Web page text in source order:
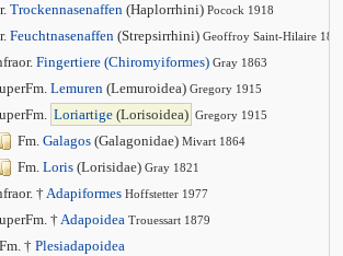
Trockennasenaffen (Haplorrhini) Pocock 1918
Feuchtnasenaffen (Strepsirrhini) Geoffroy Saint-Hilaire
Fingertiere (Chiromyiformes) Gray 1863
Lemuren (Lemuroidea) Gregory 1915
Loriartige (Lorisoidea) Gregory 1915
Fm. Galagos (Galagonidae) Mivart 1864
Fm. Loris (Lorisidae) Gray 1821
† Adapiformes Hoffstetter 1977
†Adapoidea Trouessart 1879
† Plesiadapoidea